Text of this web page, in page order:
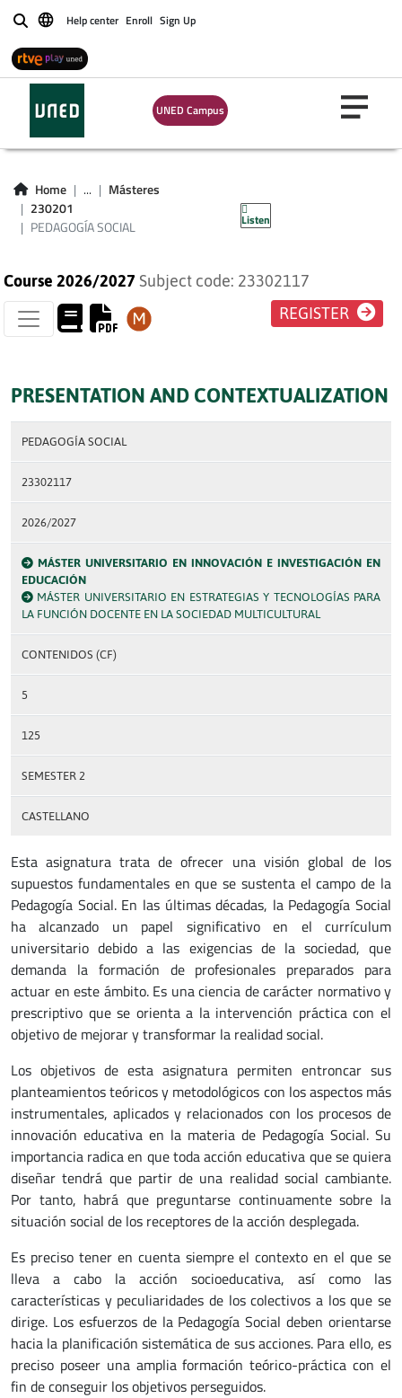
BuscarHelp center Enroll Sign Up
UNED Campus
Home ...
Másteres
230201
PEDAGOGÍA SOCIAL
Listen
PEDAGOGÍA SOCIAL
Course 2026/2027 Subject code: 23302117
REGISTER
PRESENTATION AND CONTEXTUALIZATION
PEDAGOGÍA SOCIAL
23302117
2026/2027
MÁSTER UNIVERSITARIO EN INNOVACIÓN E INVESTIGACIÓN EN
EDUCACIÓN
MÁSTER UNIVERSITARIO EN ESTRATEGIAS Y TECNOLOGÍAS PARA
LA FUNCIÓN DOCENTE EN LA SOCIEDAD MULTICULTURAL
CONTENIDOS (CF)
5
125
SEMESTER 2
CASTELLANO
Esta asignatura trata de ofrecer una visión global de los
supuestos fundamentales en que se sustenta el campo de la
Pedagogía Social. En las últimas décadas, la Pedagogía Social
ha alcanzado un papel significativo en el currículum
universitario debido a las exigencias de la sociedad, que
demanda la formación de profesionales preparados para
actuar en este ámbito. Es una ciencia de carácter normativo y
prescriptivo que se orienta a la intervención práctica con el
objetivo de mejorar y transformar la realidad social.
Los objetivos de esta asignatura permiten entroncar sus
planteamientos teóricos y metodológicos con los aspectos más
instrumentales, aplicados y relacionados con los procesos de
innovación educativa en la materia de Pedagogía Social. Su
importancia radica en que toda acción educativa que se quiera
diseñar tendrá que partir de una realidad social cambiante.
Por tanto, habrá que preguntarse continuamente sobre la
situación social de los receptores de la acción desplegada.
Es preciso tener en cuenta siempre el contexto en el que se
lleva a cabo la acción socioeducativa, así como las
características y peculiaridades de los colectivos a los que se
dirige. Los esfuerzos de la Pedagogía Social deben orientarse
hacia la planificación sistemática de sus acciones. Para ello, es
preciso poseer una amplia formación teórico-práctica con el
fin de conseguir los objetivos perseguidos.